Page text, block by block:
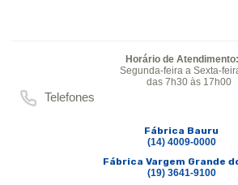
Horário de Atendimento:
Segunda-feira a Sexta-
das 7h30 às 17h00
Telefones
Fábrica Bauru
(14) 4009-0000
Fábrica Vargem Grande
(19) 3641-9100